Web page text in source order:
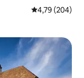
Gemiddelde
4,79 (204)